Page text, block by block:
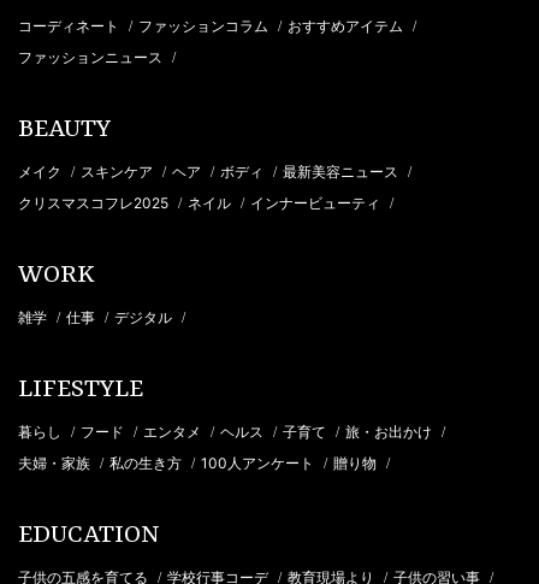
コーディネート / ファッションコラム / おすすめアイテム /
ファッションニュース /
BEAUTY
メイク / スキンケア / ヘア / ボディ / 最新美容ニュース /
クリスマスコフレ2025 / ネイル / インナービューティ /
WORK
雑学 / 仕事 / デジタル /
LIFESTYLE
暮らし / フード / エンタメ / ヘルス / 子育て / 旅・お出かけ /
夫婦・家族 / 私の生き方 / 100人アンケート / 贈り物 /
EDUCATION
子供の五感を育てる / 学校行事コーデ / 教育現場より / 子供の習い事 /